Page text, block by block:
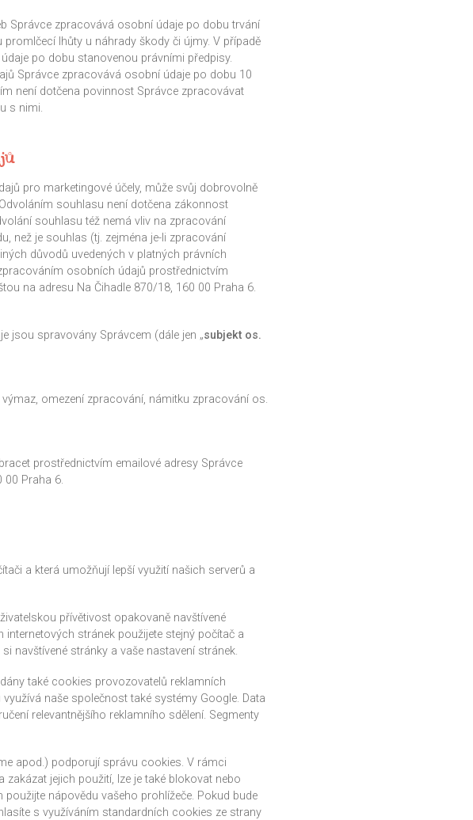
Správce zpracovává osobní údaje po dobu trvání
lhůty u náhrady škody či újmy. V případě
po dobu stanovenou právními předpisy.
Správce zpracovává osobní údaje po dobu 10
není dotčena povinnost Správce zpracovávat
s nimi.
pro marketingové účely, může svůj dobrovolně
souhlasu není dotčena zákonnost
souhlasu též nemá vliv na zpracování
než je souhlas (tj. zejména je-li zpracování
důvodů uvedených v platných právních
osobních údajů prostřednictvím
na adresu Na Čihadle 870/18, 160 00 Praha 6.
jsou spravovány Správcem (dále jen „subjekt os.
omezení zpracování, námitku zpracování os.
prostřednictvím emailové adresy Správce
00 Praha 6.
a která umožňují lepší využití našich serverů a
přívětivost opakovaně navštívené
stránek použijete stejný počítač a
navštívené stránky a vaše nastavení stránek.
také cookies provozovatelů reklamních
naše společnost také systémy Google. Data
relevantnějšího reklamního sdělení. Segmenty
apod.) podporují správu cookies. V rámci
jejich použití, lze je také blokovat nebo
nápovědu vašeho prohlížeče. Pokud bude
s využíváním standardních cookies ze strany